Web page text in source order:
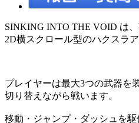
SINKING INTO THE VOID は
2D横スクロール型のハクスラ
プレイヤーは最大3つの武器を
切り替えながら戦います。
移動・ジャンプ・ダッシュを